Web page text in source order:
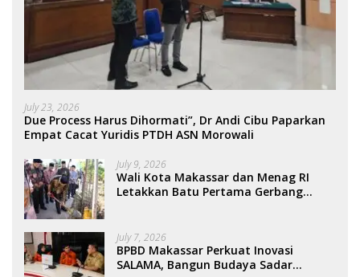
July 23, 2026
Due Process Harus Dihormati”, Dr Andi Cibu Paparkan
Empat Cacat Yuridis PTDH ASN Morowali
July 9, 2026
Wali Kota Makassar dan Menag RI
Letakkan Batu Pertama Gerbang
July 7, 2026
BPBD Makassar Perkuat Inovasi
SALAMA, Bangun Budaya Sadar